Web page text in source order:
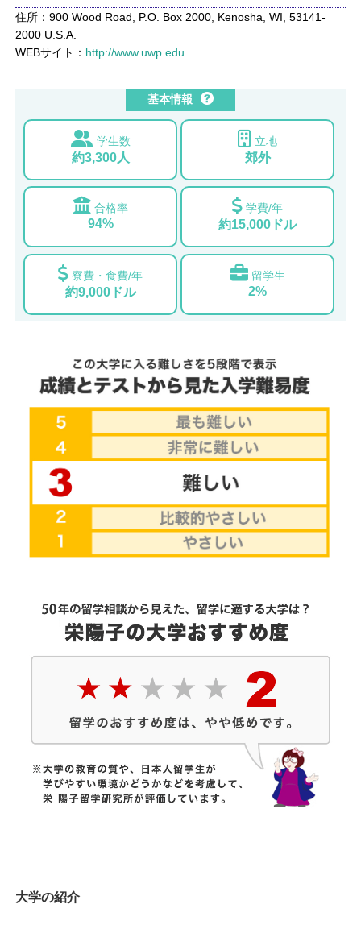
住所：900 Wood Road, P.O. Box 2000, Kenosha, WI, 53141-
2000 U.S.A.
WEBサイト： http://www.uwp.edu
基本情報
学生数
約3,300人
立地
郊外
合格率
94%
学費/年
約15,000ドル
寮費・食費/年
約9,000ドル
留学生
2%
大学の紹介